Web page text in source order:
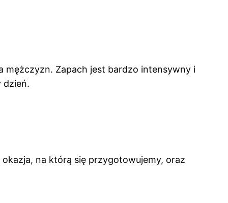
Zapach jest bardzo intensywny i
dzień.
na którą się przygotowujemy, oraz